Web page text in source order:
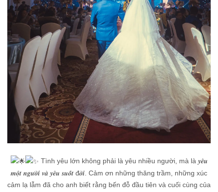
Tình yêu lớn không phải là yêu nhiều người, mà là 𝒚𝒆̂𝒖
𝒎𝒐̣̂𝒕 𝒏𝒈𝒖̛𝒐̛̀𝒊 𝒗𝒂̀ 𝒚𝒆̂𝒖 𝒔𝒖𝒐̂́𝒕 đ𝒐̛̀𝒊. Cảm ơn những thăng trầm, những xúc
cảm lạ lẫm đã cho anh biết rằng bến đỗ đầu tiên và cuối cùng của